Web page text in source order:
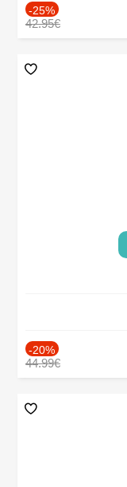
-25%
42.95€
-20%
44.99€